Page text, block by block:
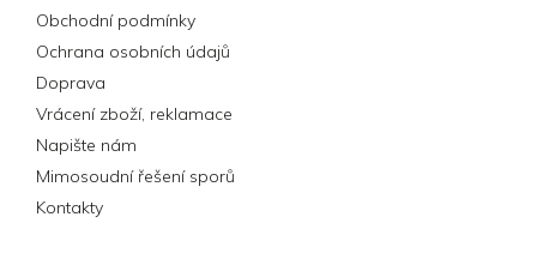
Obchodní podmínky
Ochrana osobních údajů
Doprava
Vrácení zboží, reklamace
Napište nám
Mimosoudní řešení sporů
Kontakty